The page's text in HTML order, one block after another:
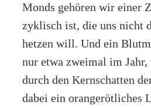
Monds gehören wir einer
zyklisch ist, die uns nicht
hetzen will. Und ein
nur etwa zweimal im Jahr,
durch den Kernschatten
dabei ein orangerötliches